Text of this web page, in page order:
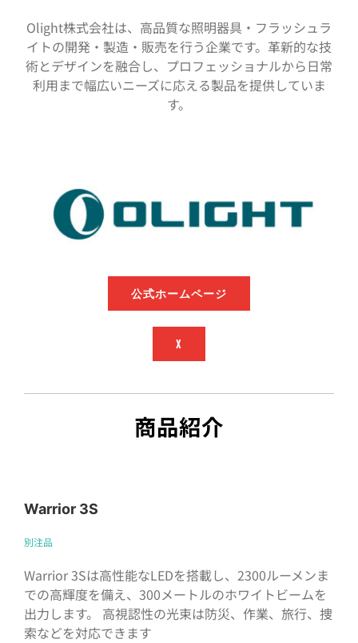
Olight株式会社は、高品質な照明器具・フラッシュラ
イトの開発・製造・販売を行う企業です。革新的な技
術とデザインを融合し、プロフェッショナルから日常
利用まで幅広いニーズに応える製品を提供していま
す。
公式ホームページ
X
商品紹介
Warrior 3S
別注品
Warrior 3Sは高性能なLEDを搭載し、2300ルーメンま
での高輝度を備え、300メートルのホワイトビームを
出力します。 高視認性の光束は防災、作業、旅行、捜
索などを対応できます